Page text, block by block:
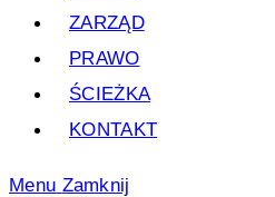
ZARZĄD
PRAWO
ŚCIEŻKA
KONTAKT
Menu Zamknij